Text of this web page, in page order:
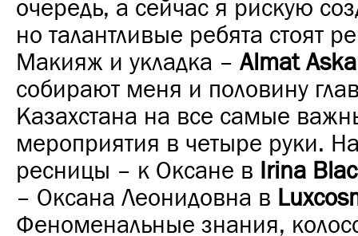
очередь, а сейчас я рискую
но талантливые ребята стоят
Макияж и укладка – Almat
собирают меня и половину
Казахстана на все самые
мероприятия в четыре руки.
ресницы – к Оксане в Irina
– Оксана Леонидовна в
Феноменальные знания,